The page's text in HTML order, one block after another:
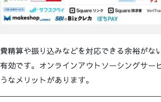
精算や振り込みなどを対応できる余裕がな
効です。オンラインアウトソーシングサー
なメリットがあります。